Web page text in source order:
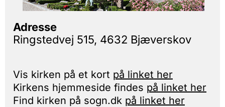
Adresse
Ringstedvej 515, 4632 Bjæverskov
Vis kirken på et kort på linket her
Kirkens hjemmeside findes på linket her
Find kirken på sogn.dk på linket her